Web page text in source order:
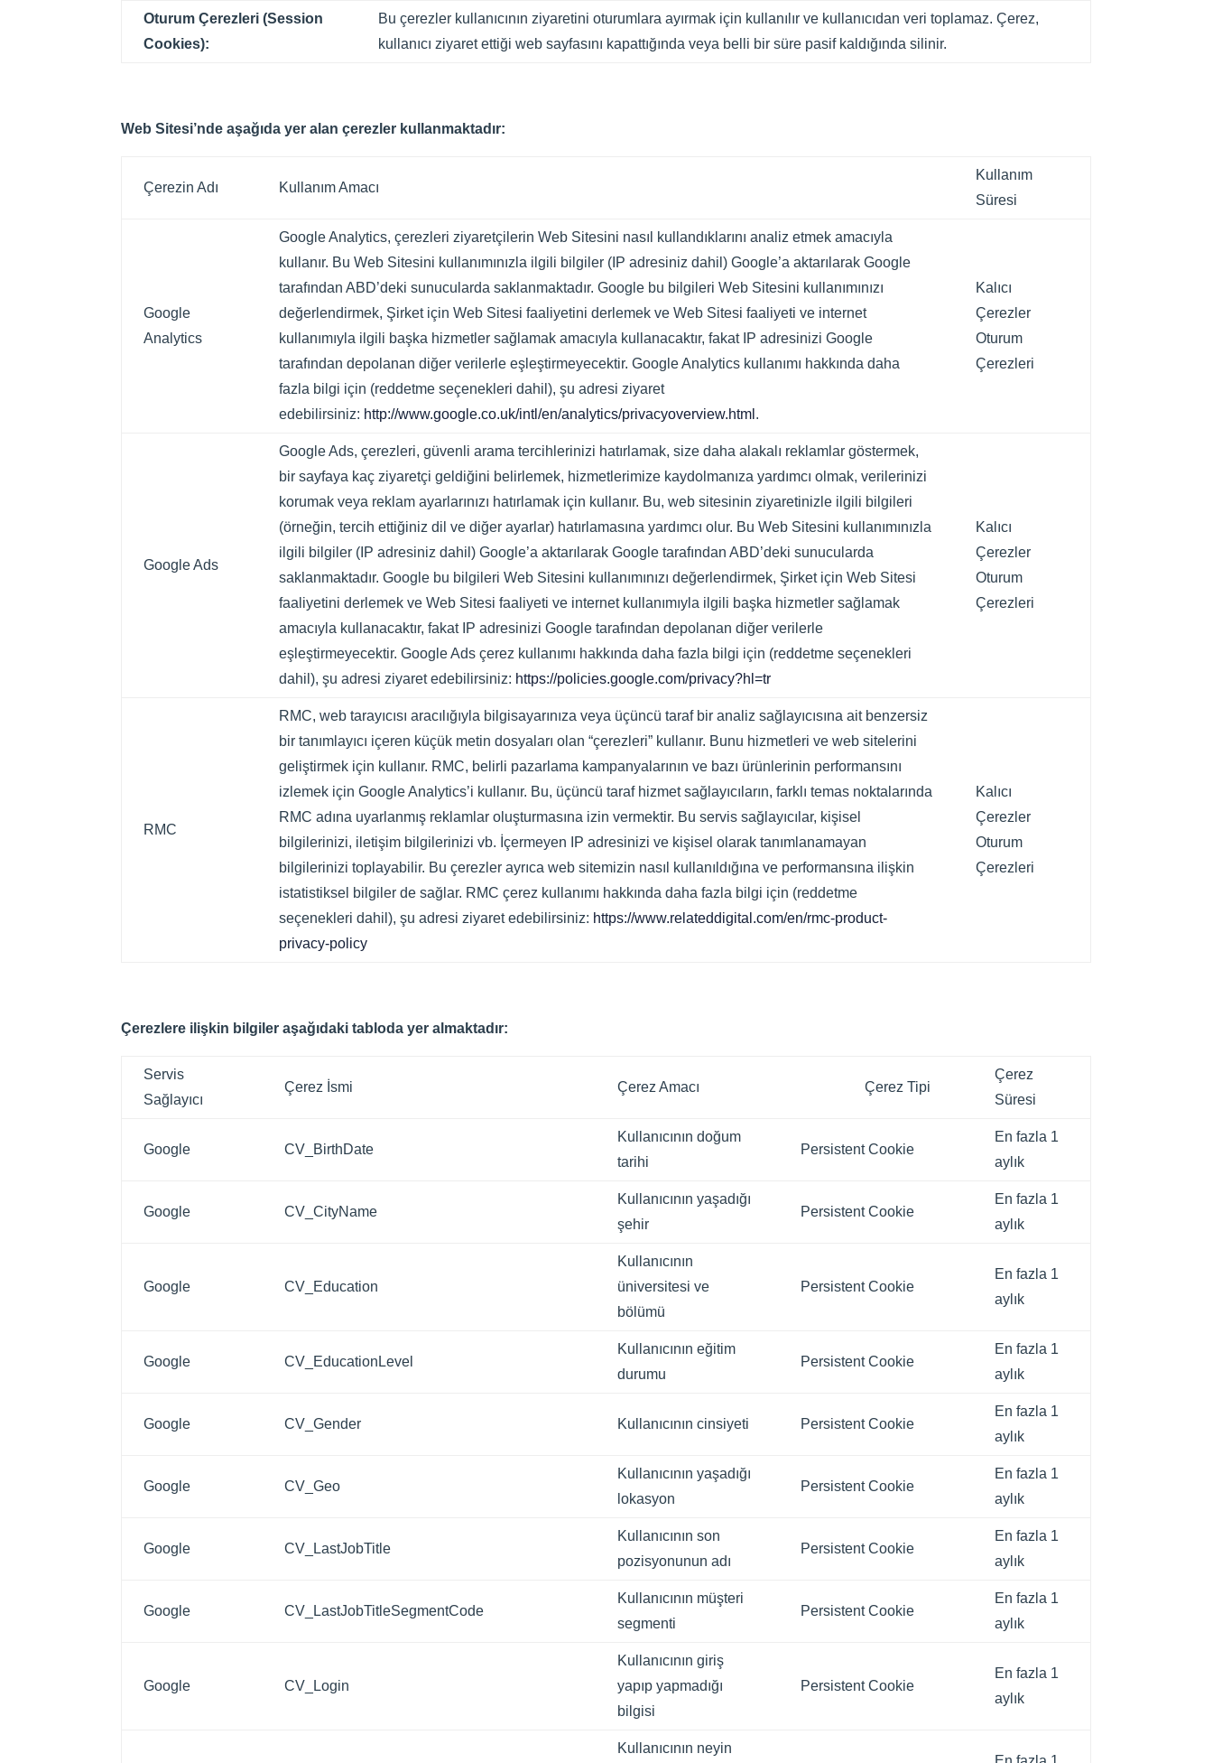
Oturum Çerezleri (Session
Cookies):
Bu çerezler kullanıcının ziyaretini oturumlara ayırmak için kullanılır ve kullanıcıdan veri toplamaz. Çerez,
kullanıcı ziyaret ettiği web sayfasını kapattığında veya belli bir süre pasif kaldığında silinir.
Web Sitesi’nde aşağıda yer alan çerezler kullanmaktadır:
Çerezin Adı Kullanım Amacı
Kullanım
Süresi
Google
Analytics
Google Analytics, çerezleri ziyaretçilerin Web Sitesini nasıl kullandıklarını analiz etmek amacıyla
kullanır. Bu Web Sitesini kullanımınızla ilgili bilgiler (IP adresiniz dahil) Google’a aktarılarak Google
tarafından ABD’deki sunucularda saklanmaktadır. Google bu bilgileri Web Sitesini kullanımınızı
değerlendirmek, Şirket için Web Sitesi faaliyetini derlemek ve Web Sitesi faaliyeti ve internet
kullanımıyla ilgili başka hizmetler sağlamak amacıyla kullanacaktır, fakat IP adresinizi Google
tarafından depolanan diğer verilerle eşleştirmeyecektir. Google Analytics kullanımı hakkında daha
fazla bilgi için (reddetme seçenekleri dahil), şu adresi ziyaret
edebilirsiniz: http://www.google.co.uk/intl/en/analytics/privacyoverview.html .
Kalıcı
Çerezler
Oturum
Çerezleri
Google Ads
Google Ads, çerezleri, güvenli arama tercihlerinizi hatırlamak, size daha alakalı reklamlar göstermek,
bir sayfaya kaç ziyaretçi geldiğini belirlemek, hizmetlerimize kaydolmanıza yardımcı olmak, verilerinizi
korumak veya reklam ayarlarınızı hatırlamak için kullanır. Bu, web sitesinin ziyaretinizle ilgili bilgileri
(örneğin, tercih ettiğiniz dil ve diğer ayarlar) hatırlamasına yardımcı olur. Bu Web Sitesini kullanımınızla
ilgili bilgiler (IP adresiniz dahil) Google’a aktarılarak Google tarafından ABD’deki sunucularda
saklanmaktadır. Google bu bilgileri Web Sitesini kullanımınızı değerlendirmek, Şirket için Web Sitesi
faaliyetini derlemek ve Web Sitesi faaliyeti ve internet kullanımıyla ilgili başka hizmetler sağlamak
amacıyla kullanacaktır, fakat IP adresinizi Google tarafından depolanan diğer verilerle
eşleştirmeyecektir. Google Ads çerez kullanımı hakkında daha fazla bilgi için (reddetme seçenekleri
dahil), şu adresi ziyaret edebilirsiniz: https://policies.google.com/privacy?hl=tr
Kalıcı
Çerezler
Oturum
Çerezleri
RMC
RMC, web tarayıcısı aracılığıyla bilgisayarınıza veya üçüncü taraf bir analiz sağlayıcısına ait benzersiz
bir tanımlayıcı içeren küçük metin dosyaları olan “çerezleri” kullanır. Bunu hizmetleri ve web sitelerini
geliştirmek için kullanır. RMC, belirli pazarlama kampanyalarının ve bazı ürünlerinin performansını
izlemek için Google Analytics’i kullanır. Bu, üçüncü taraf hizmet sağlayıcıların, farklı temas noktalarında
RMC adına uyarlanmış reklamlar oluşturmasına izin vermektir. Bu servis sağlayıcılar, kişisel
bilgilerinizi, iletişim bilgilerinizi vb. İçermeyen IP adresinizi ve kişisel olarak tanımlanamayan
bilgilerinizi toplayabilir. Bu çerezler ayrıca web sitemizin nasıl kullanıldığına ve performansına ilişkin
istatistiksel bilgiler de sağlar. RMC çerez kullanımı hakkında daha fazla bilgi için (reddetme
seçenekleri dahil), şu adresi ziyaret edebilirsiniz: https://www.relateddigital.com/en/rmc-product-
privacy-policy
Kalıcı
Çerezler
Oturum
Çerezleri
Çerezlere ilişkin bilgiler aşağıdaki tabloda yer almaktadır:
Servis
Sağlayıcı
Çerez İsmi Çerez Amacı Çerez Tipi
Çerez
Süresi
Google CV_BirthDate
Kullanıcının doğum
tarihi
Persistent Cookie
En fazla 1
aylık
Google CV_CityName
Kullanıcının yaşadığı
şehir
Persistent Cookie
En fazla 1
aylık
Google CV_Education
Kullanıcının
üniversitesi ve
bölümü
Persistent Cookie
En fazla 1
aylık
Google CV_EducationLevel
Kullanıcının eğitim
durumu
Persistent Cookie
En fazla 1
aylık
Google CV_Gender Kullanıcının cinsiyeti Persistent Cookie
En fazla 1
aylık
Google CV_Geo
Kullanıcının yaşadığı
lokasyon
Persistent Cookie
En fazla 1
aylık
Google CV_LastJobTitle
Kullanıcının son
pozisyonunun adı
Persistent Cookie
En fazla 1
aylık
Google CV_LastJobTitleSegmentCode
Kullanıcının müşteri
segmenti
Persistent Cookie
En fazla 1
aylık
Google CV_Login
Kullanıcının giriş
yapıp yapmadığı
bilgisi
Persistent Cookie
En fazla 1
aylık
Kullanıcının neyin